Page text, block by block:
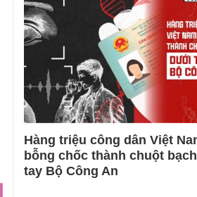
Hàng triệu công dân Việt
bỗng chốc thành chuột
tay Bộ Công An